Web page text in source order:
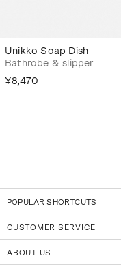
Unikko Soap Dish
Bathrobe & slipper
¥8,470
POPULAR SHORTCUTS
CUSTOMER SERVICE
ABOUT US